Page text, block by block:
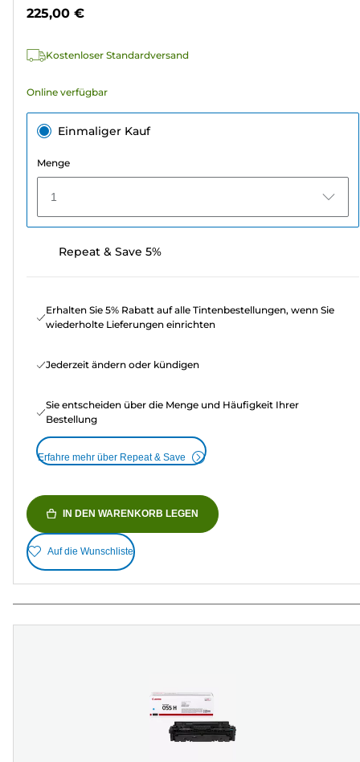
4
225,00 €
Kostenloser Standardversand
Online verfügbar
Einmaliger Kauf
Menge
1
Repeat & Save 5%
Erhalten Sie 5% Rabatt auf alle Tintenbestellungen, wenn Sie
wiederholte Lieferungen einrichten
Jederzeit ändern oder kündigen
Sie entscheiden über die Menge und Häufigkeit Ihrer
Bestellung
Erfahre mehr über Repeat & Save
IN DEN WARENKORB LEGEN
Auf die Wunschliste